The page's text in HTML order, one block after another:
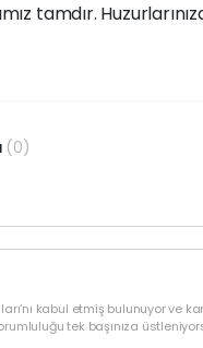
tamdır.
(0)
kabul etmiş bulunuyor ve
tek başınıza